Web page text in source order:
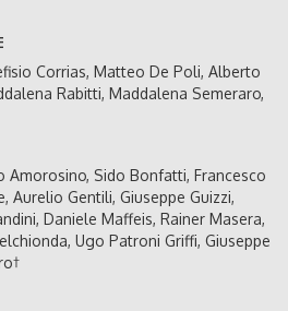
Corrias, Matteo De Poli, Alberto
Rabitti, Maddalena Semeraro,
Amorosino, Sido Bonfatti, Francesco
Aurelio Gentili, Giuseppe Guizzi,
Daniele Maffeis, Rainer Masera,
Ugo Patroni Griffi, Giuseppe